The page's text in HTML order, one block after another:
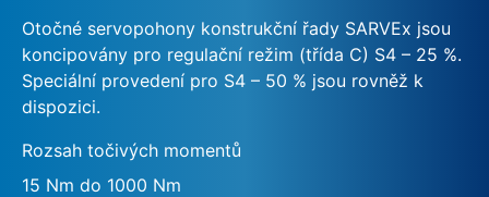
Otočné servopohony konstrukční řady SARVEx jsou
koncipovány pro regulační režim (třída C) S4 – 25 %.
Speciální provedení pro S4 – 50 % jsou rovněž k
dispozici.
Rozsah točivých momentů
15 Nm do 1000 Nm